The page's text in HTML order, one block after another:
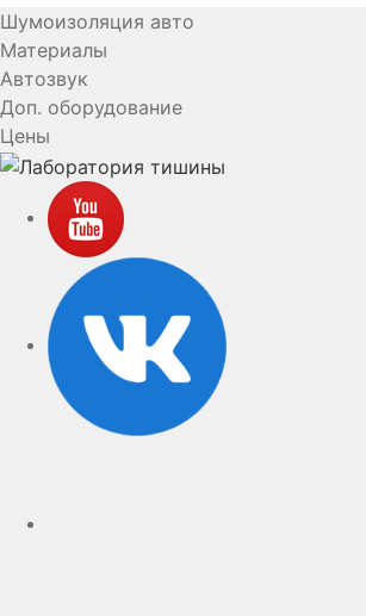
Шумоизоляция авто
Материалы
Автозвук
Доп. оборудование
Цены